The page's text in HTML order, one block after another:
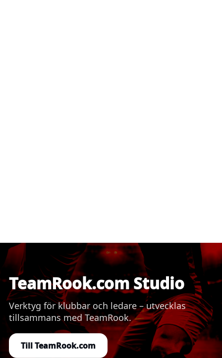
TeamRook.com Studio
Verktyg för klubbar och ledare – utvecklas
tillsammans med TeamRook.
Till TeamRook.com